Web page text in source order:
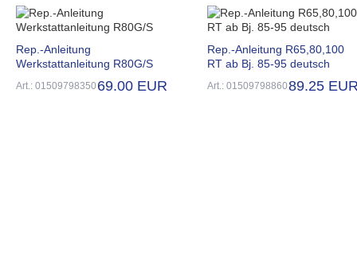
Rep.-Anleitung
Werkstattanleitung R80G/S
Art.: 01509798350 69.00 EUR
Rep.-Anleitung R65,80,100
RT ab Bj. 85-95 deutsch
Art.: 0150979886089.25